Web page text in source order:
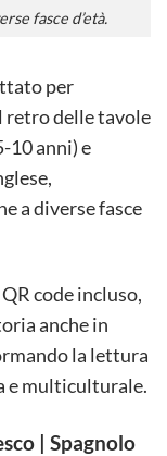
fasce d’età.
per
retro delle tavole
10 anni) e
a diverse fasce
code incluso,
anche in
la lettura
e multiculturale.
| Spagnolo